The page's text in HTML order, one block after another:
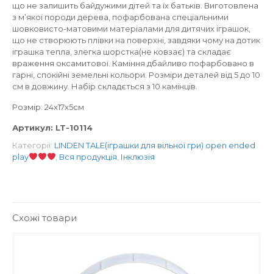
що не залишить байдужими дітей та їх батьків. Виготовлена
з м’якої породи дерева, пофарбована спеціальними
шовковисто-матовими матеріалами для дитячих іграшок,
що не створюють плівки на поверхні, завдяки чому на дотик
іграшка тепла, злегка шорстка(не ковзає) та складає
враження оксамитової. Каміння дбайливо пофарбовано в
гарні, спокійні земельні кольори. Розміри деталей від 5 до 10
см в довжину. Набір складється з 10 камінців.
Розмір: 24х17х5см
Артикул: LT-10114
Категорії: LINDEN TALE(іграшки для вільної гри) open ended
play
Вся продукція Інклюзія
Схожі товари